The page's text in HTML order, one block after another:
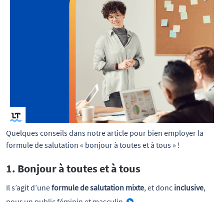
Quelques conseils dans notre article pour bien employer la
formule de salutation « bonjour à toutes et à tous » !
1. Bonjour à toutes et à tous
Il s’agit d’uneformule de salutation mixte, et donc inclusive,